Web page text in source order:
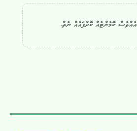
ކޮމެންޓެއް ކޮށްފައެއް ނެތް.